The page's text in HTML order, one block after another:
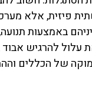
פיזית, אלא
באמצעות
עלול להרגיש
של הכללים